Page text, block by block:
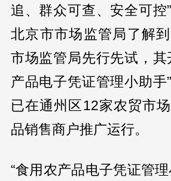
追、群众可查、安全可控
北京市市场监管局了解
市场监管局先行先试，其
产品电子凭证管理小助手
已在通州区12家农贸市
品销售商户推广运行。
“食用农产品电子凭证管